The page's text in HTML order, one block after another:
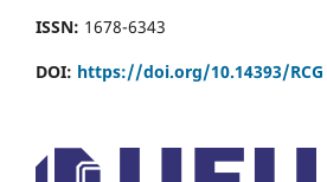
ISSN: 1678-6343
DOI: https://doi.org/10.14393/RCG